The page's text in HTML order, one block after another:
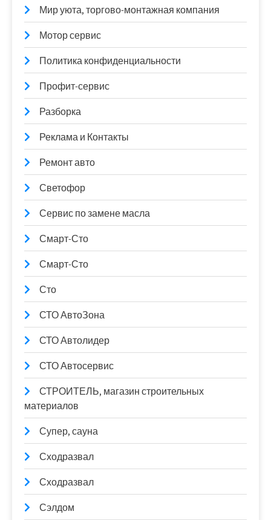
Мир уюта, торгово-монтажная компания
Мотор сервис
Политика конфиденциальности
Профит-сервис
Разборка
Реклама и Контакты
Ремонт авто
Светофор
Сервис по замене масла
Смарт-Сто
Смарт-Сто
Сто
СТО АвтоЗона
СТО Автолидер
СТО Автосервис
СТРОИТЕЛЬ, магазин строительных
материалов
Супер, сауна
Сходразвал
Сходразвал
Сэлдом